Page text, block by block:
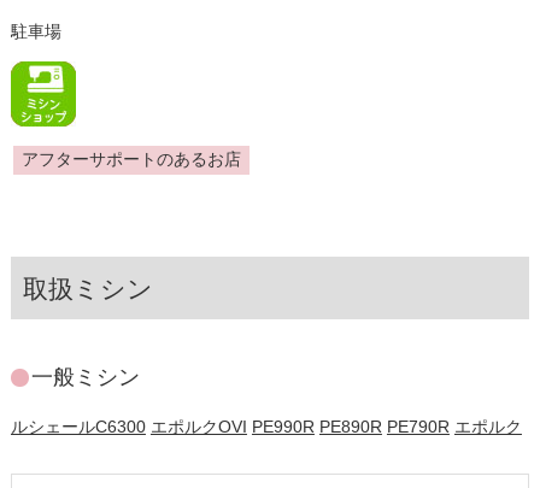
駐車場
アフターサポートのあるお店
取扱ミシン
一般ミシン
ルシェールC6300 エポルクOVI PE990R PE890R PE790R エポルク